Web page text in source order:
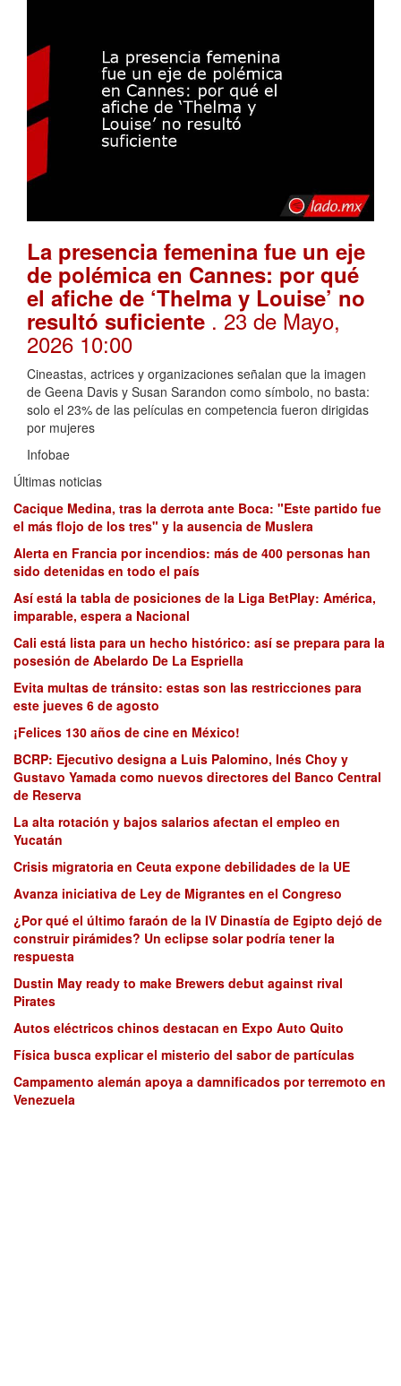
La presencia femenina fue un eje
de polémica en Cannes: por qué
el afiche de ‘Thelma y Louise’ no
resultó suficiente . 23 de Mayo,
2026 10:00
Cineastas, actrices y organizaciones señalan que la imagen
de Geena Davis y Susan Sarandon como símbolo, no basta:
solo el 23% de las películas en competencia fueron dirigidas
por mujeres
Infobae
Últimas noticias
Cacique Medina, tras la derrota ante Boca: "Este partido fue
el más flojo de los tres" y la ausencia de Muslera
Alerta en Francia por incendios: más de 400 personas han
sido detenidas en todo el país
Así está la tabla de posiciones de la Liga BetPlay: América,
imparable, espera a Nacional
Cali está lista para un hecho histórico: así se prepara para la
posesión de Abelardo De La Espriella
Evita multas de tránsito: estas son las restricciones para
este jueves 6 de agosto
¡Felices 130 años de cine en México!
BCRP: Ejecutivo designa a Luis Palomino, Inés Choy y
Gustavo Yamada como nuevos directores del Banco Central
de Reserva
La alta rotación y bajos salarios afectan el empleo en
Yucatán
Crisis migratoria en Ceuta expone debilidades de la UE
Avanza iniciativa de Ley de Migrantes en el Congreso
¿Por qué el último faraón de la IV Dinastía de Egipto dejó de
construir pirámides? Un eclipse solar podría tener la
respuesta
Dustin May ready to make Brewers debut against rival
Pirates
Autos eléctricos chinos destacan en Expo Auto Quito
Física busca explicar el misterio del sabor de partículas
Campamento alemán apoya a damnificados por terremoto en
Venezuela